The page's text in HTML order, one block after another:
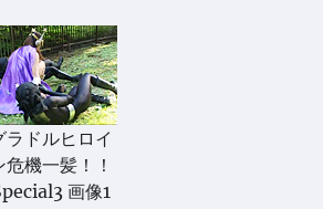
ラドルヒロイ
危機一髪！！
画像1